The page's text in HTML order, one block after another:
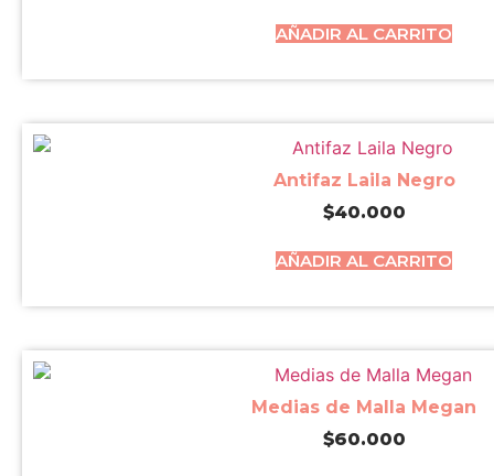
AÑADIR AL CARRITO
Antifaz Laila Negro
$40.000
AÑADIR AL CARRITO
Medias de Malla Megan
$60.000